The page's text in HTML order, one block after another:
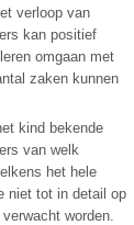
verloop van
kan positief
omgaan met
zaken kunnen
kind bekende
van welk
het hele
niet tot in detail op
worden.